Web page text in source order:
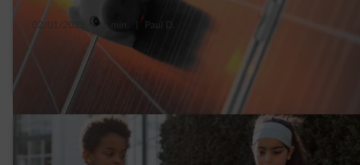
02/01/2023 | Paul D.
5 questions d’argent sur les panneaux
solaires